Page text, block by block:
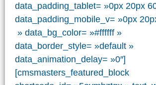
data_padding_tablet= »0px 20px
data_padding_mobile_v= »0px
» data_bg_color= »#ffffff »
data_border_style= »default »
data_animation_delay= »0″]
[cmsmasters_featured_block